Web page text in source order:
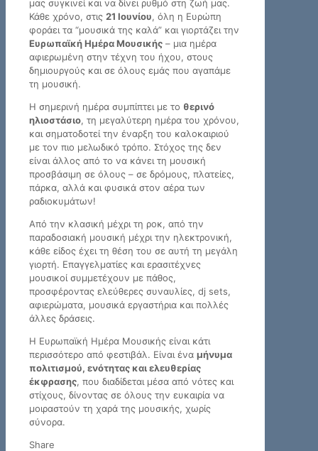
μας συγκινεί και να δίνει ρυθμό στη ζωή μας.
Κάθε χρόνο, στις 21 Ιουνίου, όλη η Ευρώπη
φοράει τα “μουσικά της καλά” και γιορτάζει την
Ευρωπαϊκή Ημέρα Μουσικής – μια ημέρα
αφιερωμένη στην τέχνη του ήχου, στους
δημιουργούς και σε όλους εμάς που αγαπάμε
τη μουσική.
Η σημερινή ημέρα συμπίπτει με το θερινό
ηλιοστάσιο, τη μεγαλύτερη ημέρα του χρόνου,
και σηματοδοτεί την έναρξη του καλοκαιριού
με τον πιο μελωδικό τρόπο. Στόχος της δεν
είναι άλλος από το να κάνει τη μουσική
προσβάσιμη σε όλους – σε δρόμους, πλατείες,
πάρκα, αλλά και φυσικά στον αέρα των
ραδιοκυμάτων!
Από την κλασική μέχρι τη ροκ, από την
παραδοσιακή μουσική μέχρι την ηλεκτρονική,
κάθε είδος έχει τη θέση του σε αυτή τη μεγάλη
γιορτή. Επαγγελματίες και ερασιτέχνες
μουσικοί συμμετέχουν με πάθος,
προσφέροντας ελεύθερες συναυλίες, dj sets,
αφιερώματα, μουσικά εργαστήρια και πολλές
άλλες δράσεις.
Η Ευρωπαϊκή Ημέρα Μουσικής είναι κάτι
περισσότερο από φεστιβάλ. Είναι ένα μήνυμα
πολιτισμού, ενότητας και ελευθερίας
έκφρασης, που διαδίδεται μέσα από νότες και
στίχους, δίνοντας σε όλους την ευκαιρία να
μοιραστούν τη χαρά της μουσικής, χωρίς
σύνορα.
Share